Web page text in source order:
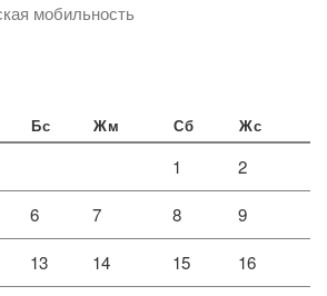
мобильность
Бс Жм Сб Жс
1 2
6 7 8 9
13 14 15 16